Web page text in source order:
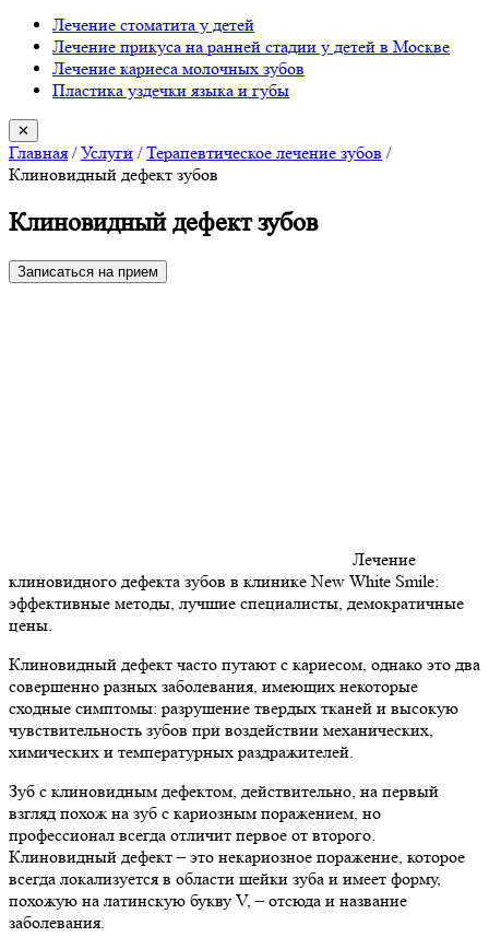
Лечение стоматита у детей
Лечение прикуса на ранней стадии у детей в Москве
Лечение кариеса молочных зубов
Пластика уздечки языка и губы
✕
Главная / Услуги / Терапевтическое лечение зубов /
Клиновидный дефект зубов
Клиновидный дефект зубов
Записаться на прием
Лечение
клиновидного дефекта зубов в клинике New White Smile:
эффективные методы, лучшие специалисты, демократичные
цены.
Клиновидный дефект часто путают с кариесом, однако это два
совершенно разных заболевания, имеющих некоторые
сходные симптомы: разрушение твердых тканей и высокую
чувствительность зубов при воздействии механических,
химических и температурных раздражителей.
Зуб с клиновидным дефектом, действительно, на первый
взгляд похож на зуб с кариозным поражением, но
профессионал всегда отличит первое от второго.
Клиновидный дефект – это некариозное поражение, которое
всегда локализуется в области шейки зуба и имеет форму,
похожую на латинскую букву V, – отсюда и название
заболевания.